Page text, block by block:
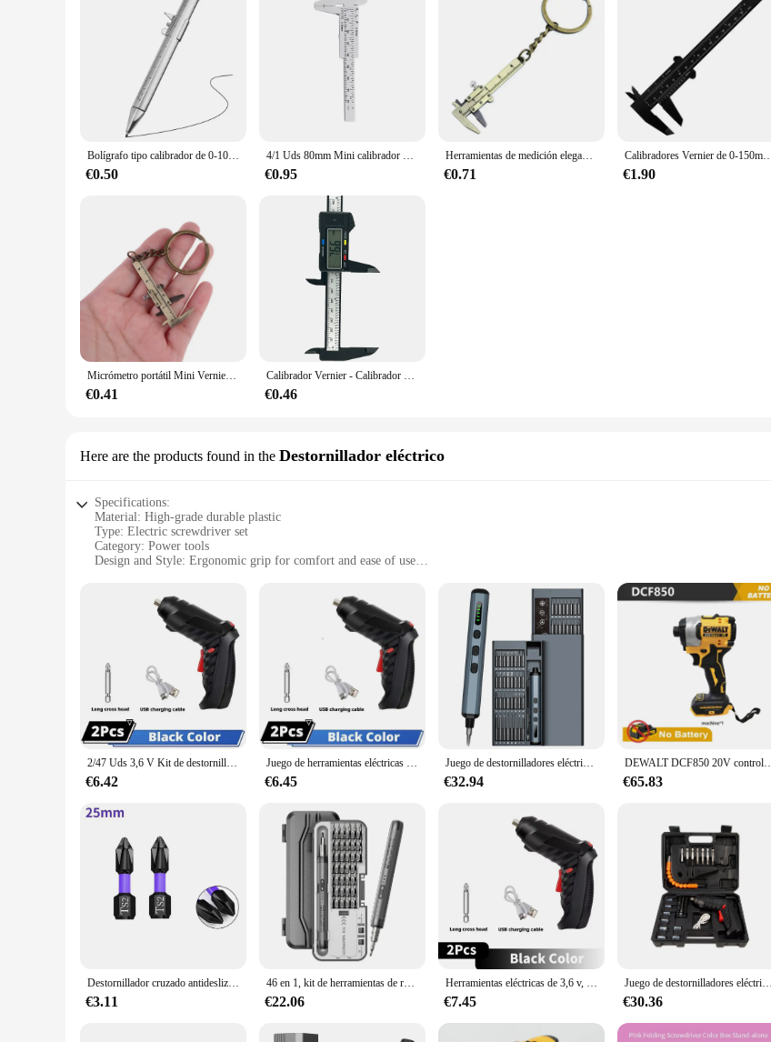
Bolígrafo tipo calibrador de 0-100mm, rango de medición preciso, papelería, herramientas portátiles, diseño de punta de bala, los mejores regalos para estudiantes
€0.50
4/1 Uds 80mm Mini calibrador Digital de plástico esfera de fibra de carbono calibrador Vernier pacômetro micrómetro Digital herramientas de medición
€0.95
Herramientas de medición elegantes, diseño de llavero, medidas precisas, diseño innovador, llavero con pinza práctica
€0.71
Calibradores Vernier de 0-150mm, regla de plástico de doble regla para medición de joyas,
€1.90
Micrómetro portátil Mini Vernier Caliper, herramientas de medida, llaveros, calibradores de aleación de Zinc, regla deslizante, llavero, herramientas de carpintería
€0.41
Calibrador Vernier - Calibrador Vernier digital LCD de 150 mm - Herramienta de medición de precisión para estudiantes y profesionales
€0.46
Here are the products found in the Destornillador eléctrico
Specifications:
Material: High-grade durable plastic
Type: Electric screwdriver set
Category: Power tools
Design and Style: Ergonomic grip for comfort and ease of use
Parts and Accessories: Comes with a variety of attachments for versatility
**Enhanced Efficiency and Versatility**
The herramienaa Destornillador eléctrico is not just another power tool; it's a versatile companion for all your DIY and repair
screwdriver set is engineered for prolonged use without fatigue. The robust motor ensures a strong torque, making it suitable for
devices. The set includes multiple attachments, allowing you to tackle various screw sizes and types with ease.
**Reliable and Durable Performance**
Crafted from high-grade durable plastic, the herramienaa electric screwdriver set is designed to withstand the rigors of regular
for both professional and amateur users. The efficient motor operates smoothly, providing consistent performance without the
**Optimized for Convenience and Efficiency**
The herramienaa Destornillador eléctrico is not only about performance; it's also about convenience. The lightweight design and
for both on-site work and home use. The electric screwdriver set is available for wholesale and vendor purchases, making it an
tool to their customers. With this set, you'll find that tackling various tasks becomes quicker and more efficient, ensuring that
2/47 Uds 3,6 V Kit de destornillador batería de litio recargable destornillador eléctrico inalámbrico Kit de taladro herramientas eléctricas plegables para el hogar
€6.42
Juego de herramientas eléctricas de 3,6 v, reparación de mantenimiento del hogar, batería de litio recargable, taladro eléctrico doméstico, destornillador inalámbrico
€6.45
Juego de destornilladores eléctricos 68 en 1, 5 configuraciones de torsión, herramienta eléctrica de precisión, puntas de destornillador magnético para gafas de iPhone, reloj y PC
€32.94
DEWALT DCF850 20V controlador de impacto 205NM Motor sin escobillas
€65.83
Destornillador cruzado antideslizante PH2, cabezal de lote magnético, herramientas de broca de impacto de acero de aleación de alta dureza, 25/50/65/70/90/150mm, 2 uds.
€3.11
46 en 1, kit de herramientas de reparación de destornillador eléctrico de precisión magnética multifunción recargable por USB para PC, teléfono, reloj, portátil
€22.06
Herramientas eléctricas de 3,6 v, reparación de mantenimiento del hogar, batería de litio de 500mAh, Mini taladro eléctrico doméstico, destornillador inalámbrico giratorio
€7.45
Juego de destornilladores eléctricos recargables con destornillador eléctrico con luz LED herramienta eléctrica recargable
€30.36